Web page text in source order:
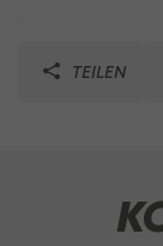
TEILEN